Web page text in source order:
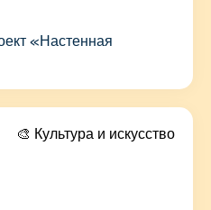
«Настенная
🎨 Культура и искусство